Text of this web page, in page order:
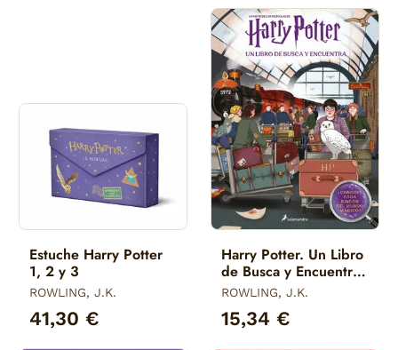
Estuche Harry Potter
1, 2 y 3
ROWLING, J.K.
41,30 €
Harry Potter. Un Libro
de Busca y Encuentra
(Harry Potter)
ROWLING, J.K.
15,34 €